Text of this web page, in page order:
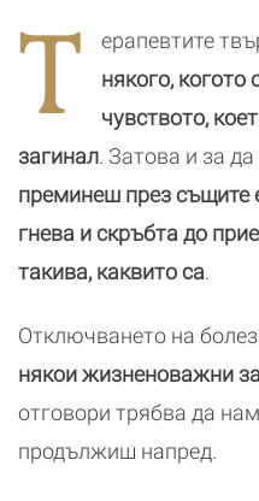
бокса
T ерапевтите
някого,
чувството,
загинал. Затова и за
преминеш през същите
гнева и скръбта до
такива, каквито са.
Отключването на
някои жизненоважни
отговори трябва да
продължиш напред.